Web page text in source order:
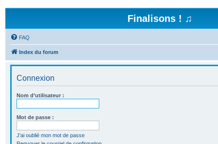
Finalisons ! ♫
FAQ
Index du forum
Connexion
Nom d’utilisateur :
Mot de passe :
J’ai oublié mon mot de passe